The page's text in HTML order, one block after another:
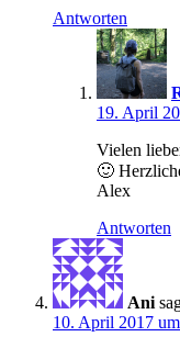
Antworten
19. April
Vielen
🙂
Alex
Antworten
Ani
10. April 2017